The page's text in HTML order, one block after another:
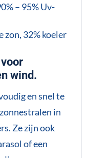
– 95% Uv-
zon, 32% koeler
wind.
en snel te
in
Ze zijn ook
of een